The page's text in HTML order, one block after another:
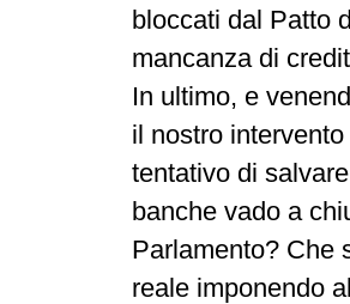
bloccati dal Patto
mancanza di
In ultimo, e
il nostro
tentativo di
banche vado a
Parlamento? Che
reale imponendo